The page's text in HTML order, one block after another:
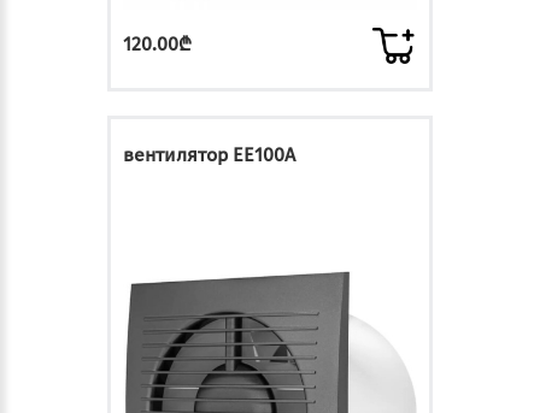
120.00₾
вентилятор EE100A